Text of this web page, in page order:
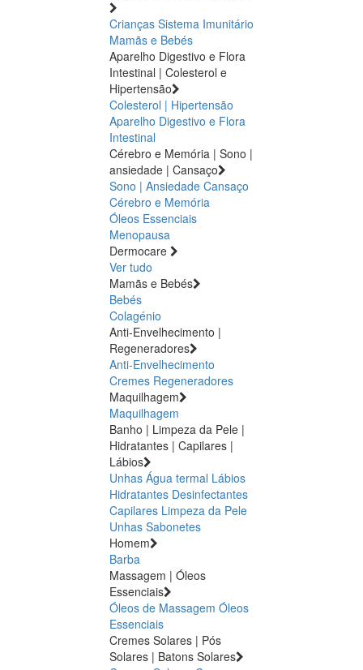
Crianças Sistema Imunitário
Mamãs e Bebés
Aparelho Digestivo e Flora
Intestinal | Colesterol e
Hipertensão
Colesterol | Hipertensão
Aparelho Digestivo e Flora
Intestinal
Cérebro e Memória | Sono |
ansiedade | Cansaço
Sono | Ansiedade Cansaço
Cérebro e Memória
Óleos Essenciais
Menopausa
Dermocare
Ver tudo
Mamãs e Bebés
Bebés
Colagénio
Anti-Envelhecimento |
Regeneradores
Anti-Envelhecimento
Cremes Regeneradores
Maquilhagem
Maquilhagem
Banho | Limpeza da Pele |
Hidratantes | Capilares |
Lábios
Unhas Água termal Lábios
Hidratantes Desinfectantes
Capilares Limpeza da Pele
Unhas Sabonetes
Homem
Barba
Massagem | Óleos
Essenciais
Óleos de Massagem Óleos
Essenciais
Cremes Solares | Pós
Solares | Batons Solares